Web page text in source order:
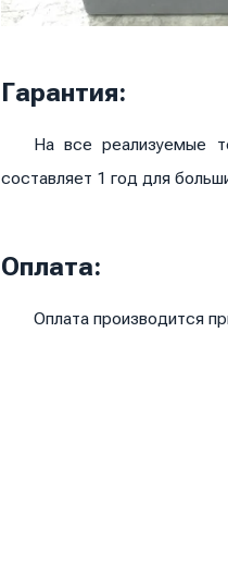
Гарантия:
На все реализуемые
составляет 1 год для
Оплата:
Оплата производится